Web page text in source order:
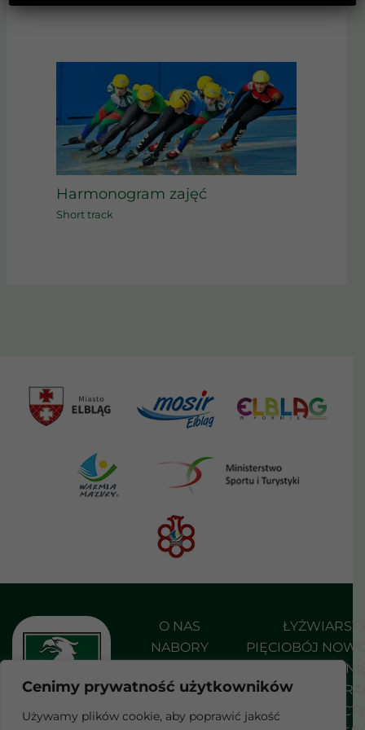
Cenimy prywatność użytkowników
Używamy plików cookie, aby poprawić jakość
Harmonogram zajęć
Short track
O NAS
NABORY
DO POBRANIA
KONTAKT
PIĘCIOBÓJ
SHORT